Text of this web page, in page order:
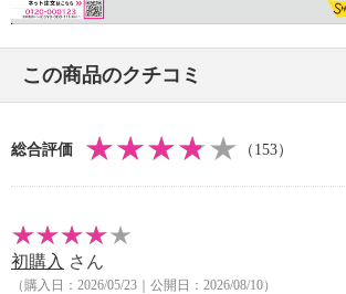
＜配合／無配合表示＞
用
【アドールリップ（リップグロス／色：
＜配合／無配合表示＞
・付属品：パフ
【原産国（地）】
【原産国（地）】
・韓国製
※エッセンスＢＢＷデーションルミ：パ
は「ＢＢクリーム・ファンデーション」
この商品のクチコミ
総合評価 （153）
初購入 さん
（購入日：2026/05/23｜公開日：2026/08/10）